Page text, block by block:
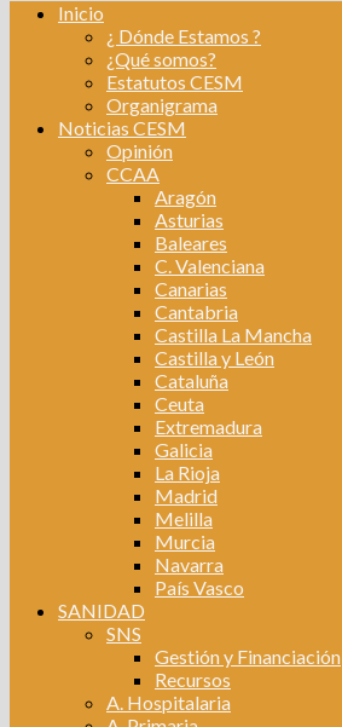
Inicio
¿ Dónde Estamos ?
¿Qué somos?
Estatutos CESM
Organigrama
Noticias CESM
Opinión
CCAA
Aragón
Asturias
Baleares
C. Valenciana
Canarias
Cantabria
Castilla La Mancha
Castilla y León
Cataluña
Ceuta
Extremadura
Galicia
La Rioja
Madrid
Melilla
Murcia
Navarra
País Vasco
SANIDAD
SNS
Gestión y Financiación
Recursos
A. Hospitalaria